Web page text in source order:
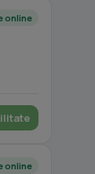
online
online